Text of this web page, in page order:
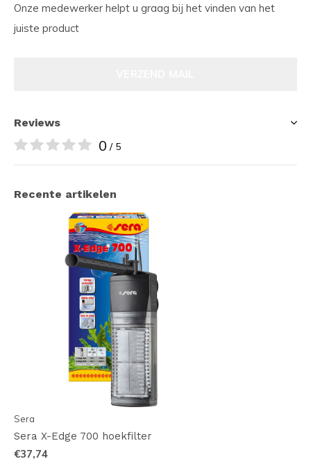
Onze medewerker helpt u graag bij het vinden van het
juiste product
Reviews
0 / 5
Recente artikelen
Sera
Sera X-Edge 700 hoekfilter
€37,74